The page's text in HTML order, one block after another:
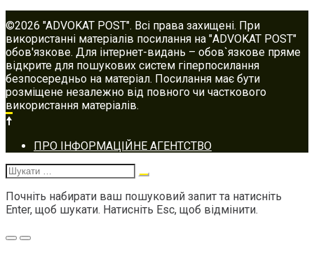
©2026 "ADVOKAT POST". Всі права захищені. При
використанні матеріалів посилання на "ADVOKAT POST"
обов'язкове. Для інтернет-видань – обов`язкове пряме
відкрите для пошукових систем гіперпосилання
безпосередньо на матеріал. Посилання має бути
розміщене незалежно від повного чи часткового
використання матеріалів.
Footer
navigation
ПРО ІНФОРМАЦІЙНЕ АГЕНТСТВО
Шукати:
Почніть набирати ваш пошуковий запит та натисніть
Enter, щоб шукати. Натисніть Esc, щоб відмінити.
Меню